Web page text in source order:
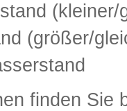
(kleiner/
(größer/
finden Sie